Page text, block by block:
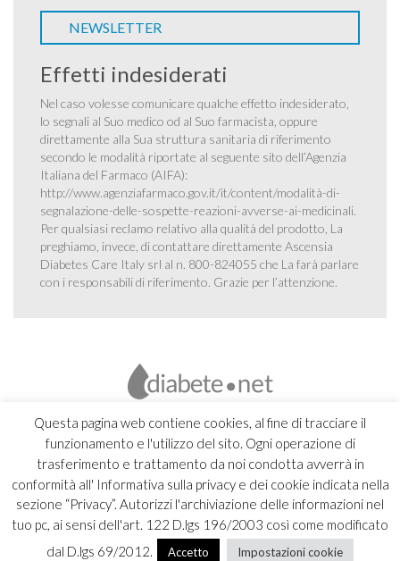
Questa pagina web contiene cookies, al fine di tracciare il
funzionamento e l'utilizzo del sito. Ogni operazione di
trasferimento e trattamento da noi condotta avverrà in
conformità all' Informativa sulla privacy e dei cookie indicata nella
sezione “Privacy”. Autorizzi l'archiviazione delle informazioni nel
tuo pc, ai sensi dell'art. 122 D.lgs 196/2003 così come modificato
dal D.lgs 69/2012.
Accetto Impostazioni cookie
NEWSLETTER
Effetti indesiderati
Nel caso volesse comunicare qualche effetto indesiderato,
lo segnali al Suo medico od al Suo farmacista, oppure
direttamente alla Sua struttura sanitaria di riferimento
secondo le modalità riportate al seguente sito dell’Agenzia
Italiana del Farmaco (AIFA):
http://www.agenziafarmaco.gov.it/it/content/modalità-di-
segnalazione-delle-sospette-reazioni-avverse-ai-medicinali.
Per qualsiasi reclamo relativo alla qualità del prodotto, La
preghiamo, invece, di contattare direttamente Ascensia
Diabetes Care Italy srl al n. 800-824055 che La farà parlare
con i responsabili di riferimento. Grazie per l’attenzione.